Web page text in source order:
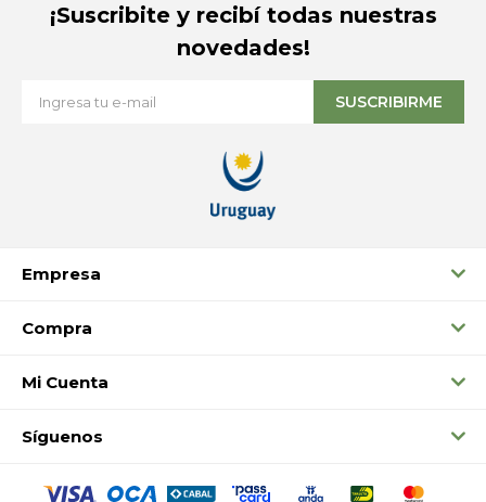
Empresa
Compra
Mi Cuenta
Síguenos
¡Suscribite y recibí todas nuestras
novedades!
SUSCRIBIRME